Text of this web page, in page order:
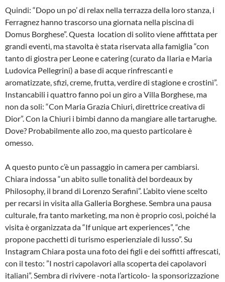
Quindi: “Dopo un po’ di relax nella terrazza della loro stanza, i
Ferragnez hanno trascorso una giornata nella piscina di
Domus Borghese”. Questa location di solito viene affittata per
grandi eventi, ma stavolta è stata riservata alla famiglia “con
tanto di giostra per Leone e catering (curato da Ilaria e Maria
Ludovica Pellegrini) a base di acque rinfrescanti e
aromatizzate, sfizi, creme, frutta, verdire di stagione e crostini”.
Instancabili i quattro fanno poi un giro a Villa Borghese, ma
non da soli: “Con Maria Grazia Chiuri, direttrice creativa di
Dior”. Con la Chiuri i bimbi danno da mangiare alle tartarughe.
Dove? Probabilmente allo zoo, ma questo particolare è
omesso.
A questo punto c’è un passaggio in camera per cambiarsi.
Chiara indossa “un abito sulle tonalità del bordeaux by
Philosophy, il brand di Lorenzo Serafini”. L’abito viene scelto
per recarsi in visita alla Galleria Borghese. Sembra una pausa
culturale, fra tanto marketing, ma non è proprio così, poiché la
visita è organizzata da “If unique art experiences”, “che
propone pacchetti di turismo esperienziale di lusso”. Su
Instagram Chiara posta una foto dei figli e dei soffitti affrescati,
con il testo: ”I nostri capolavori alla scoperta dei capolavori
italiani”. Sembra di rivivere -nota l’articolo- la sponsorizzazione